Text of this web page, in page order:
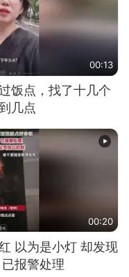
00:13
饭点，找了十几个
几点
00:20
以为是小灯 却发现
报警处理